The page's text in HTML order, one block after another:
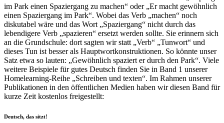
im Park einen Spaziergang zu machen“ oder „Er macht gewöhnlich
einen Spaziergang im Park“. Wobei das Verb „machen“ noch
diskutabel wäre und das Wort „Spaziergang“ nicht durch das
lebendigere Verb „spazieren“ ersetzt werden sollte. Sie erinnern sich
an die Grundschule: dort sagten wir statt „Verb“ „Tunwort“ und
dieses Tun ist besser als Hauptwortkonstruktionen. So könnte unser
Satz etwa so lauten: „Gewöhnlich spaziert er durch den Park“. Viele
weitere Beispiele für gutes Deutsch finden Sie in Band 1 unserer
Homelearning-Reihe „Schreiben und texten“. Im Rahmen unserer
Publikationen in den öffentlichen Medien haben wir diesen Band für
kurze Zeit kostenlos freigestellt:
Deutsch, das sitzt!